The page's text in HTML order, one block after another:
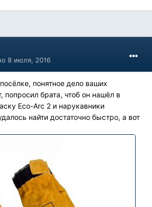
8 июля, 2016
понятное дело ваших
попросил брата, чтоб он нашёл в
Eco-Arc 2 и нарукавники
найти достаточно быстро, а вот